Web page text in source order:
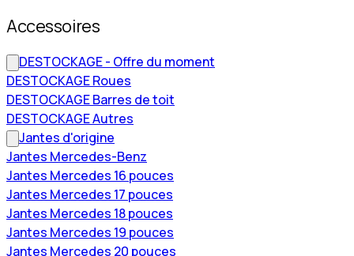
Accessoires
DESTOCKAGE - Offre du moment
DESTOCKAGE Roues
DESTOCKAGE Barres de toit
DESTOCKAGE Autres
Jantes d'origine
Jantes Mercedes-Benz
Jantes Mercedes 16 pouces
Jantes Mercedes 17 pouces
Jantes Mercedes 18 pouces
Jantes Mercedes 19 pouces
Jantes Mercedes 20 pouces